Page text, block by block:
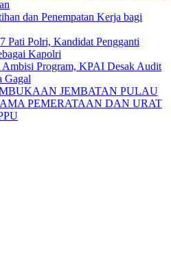
dan Penempatan Kerja bagi
Pati Polri, Kandidat Pengganti
Kapolri
Program, KPAI Desak Audit
Gagal
JEMBATAN PULAU
PEMERATAAN DAN URAT